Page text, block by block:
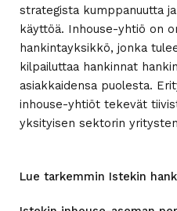
strategista kumppanuutta
käyttöä. Inhouse-yhtiö on
hankintayksikkö, jonka
kilpailuttaa hankinnat
asiakkaidensa puolesta.
inhouse-yhtiöt tekevät
yksityisen sektorin
Lue tarkemmin Istekin